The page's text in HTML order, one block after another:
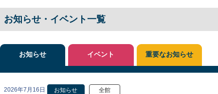
お知らせ・イベント一覧
お知らせ
2026年7月16日 お知らせ 全館
イベント 重要なお知らせ